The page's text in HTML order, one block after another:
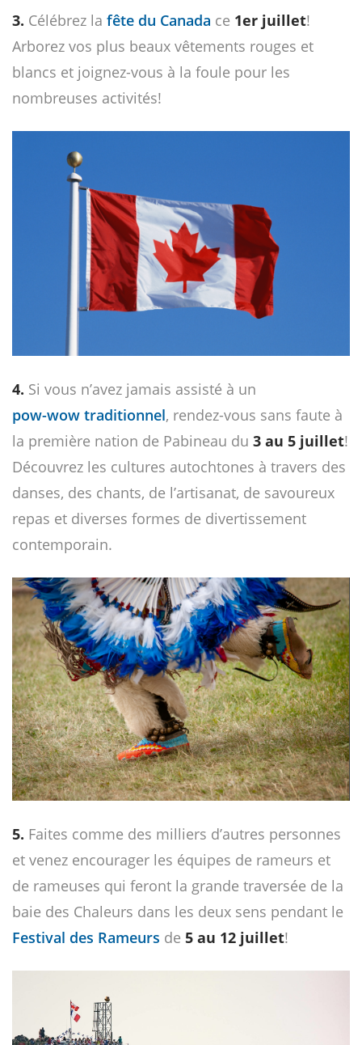
3. Célébrez la fête du Canada ce 1er juillet!
Arborez vos plus beaux vêtements rouges et
blancs et joignez-vous à la foule pour les
nombreuses activités!
4. Si vous n’avez jamais assisté à un
pow-wow traditionnel, rendez-vous sans faute à
la première nation de Pabineau du 3 au 5 juillet!
Découvrez les cultures autochtones à travers des
danses, des chants, de l’artisanat, de savoureux
repas et diverses formes de divertissement
contemporain.
5. Faites comme des milliers d’autres personnes
et venez encourager les équipes de rameurs et
de rameuses qui feront la grande traversée de la
baie des Chaleurs dans les deux sens pendant le
Festival des Rameurs de 5 au 12 juillet!